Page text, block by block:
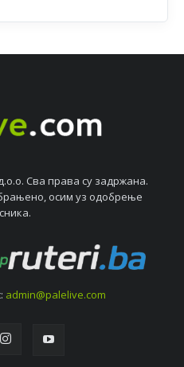
Сва права су задржана.
осим уз одобрeњe
admin@palelive.com